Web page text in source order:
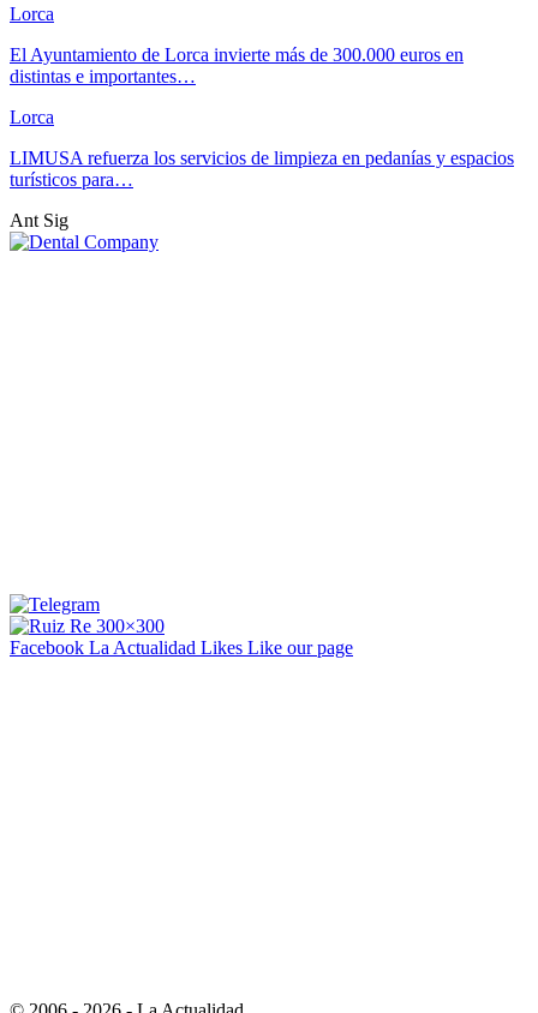
Lorca
El Ayuntamiento de Lorca invierte más de 300.000 euros en
distintas e importantes…
Lorca
LIMUSA refuerza los servicios de limpieza en pedanías y espacios
turísticos para…
Ant Sig
Facebook La Actualidad Likes Like our page